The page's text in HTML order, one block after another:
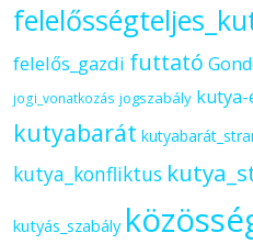
felelős_gazdi futtató
jogi_vonatkozás jogszabály kutya-
kutyabarát
kutya_konfliktus
kutyás_szabály